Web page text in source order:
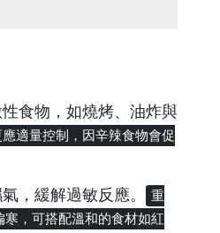
食物，如燒烤、油炸與
適量控制，因辛辣食物會促
，緩解過敏反應。
重
，可搭配溫和的食材如紅